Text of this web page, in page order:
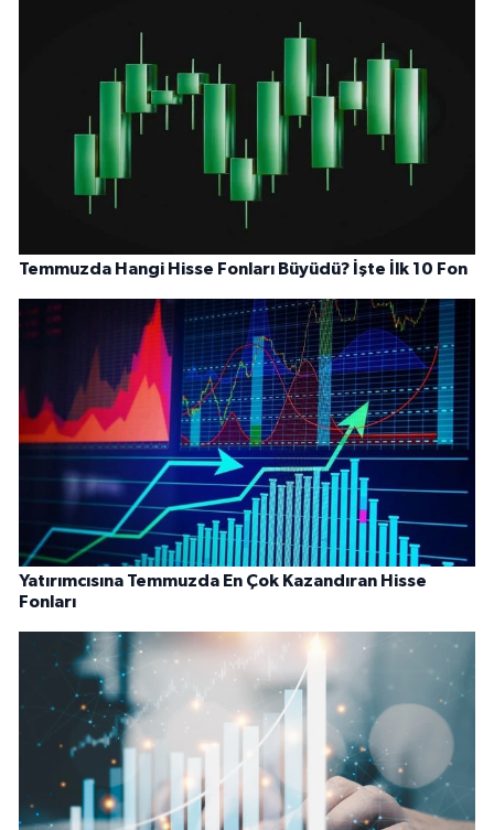
Temmuzda Hangi Hisse Fonları Büyüdü? İşte İlk 10 Fon
Yatırımcısına Temmuzda En Çok Kazandıran Hisse
Fonları